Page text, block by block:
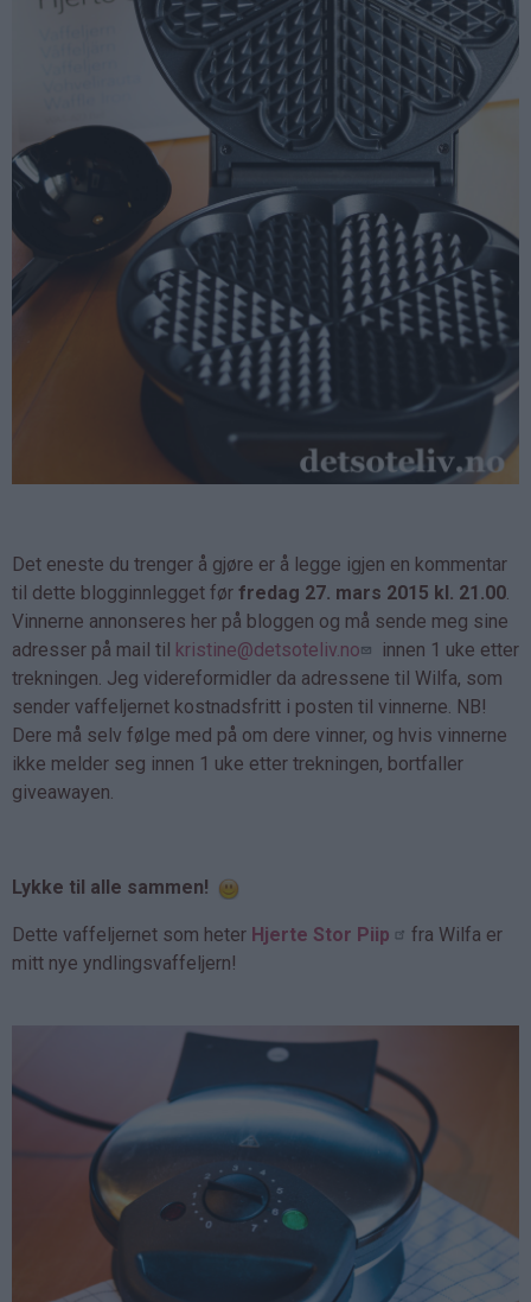
Det eneste du trenger å gjøre er å legge igjen en kommentar
til dette blogginnlegget før fredag 27. mars 2015 kl. 21.00.
Vinnerne annonseres her på bloggen og må sende meg sine
adresser på mail til kristine@detsoteliv.no
innen 1 uke etter
trekningen. Jeg videreformidler da adressene til Wilfa, som
sender vaffeljernet kostnadsfritt i posten til vinnerne. NB!
Dere må selv følge med på om dere vinner, og hvis vinnerne
ikke melder seg innen 1 uke etter trekningen, bortfaller
giveawayen.
Lykke til alle sammen!
Dette vaffeljernet som heter Hjerte Stor Piip
fra Wilfa er
mitt nye yndlingsvaffeljern!